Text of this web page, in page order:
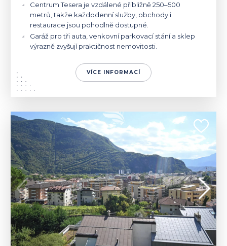
Centrum Tesera je vzdálené přibližně 250–500
metrů, takže každodenní služby, obchody i
restaurace jsou pohodlně dostupné.
Garáž pro tři auta, venkovní parkovací stání a sklep
výrazně zvyšují praktičnost nemovitosti.
VÍCE INFORMACÍ
ITÁLIE | BOLZANO
420 000 €